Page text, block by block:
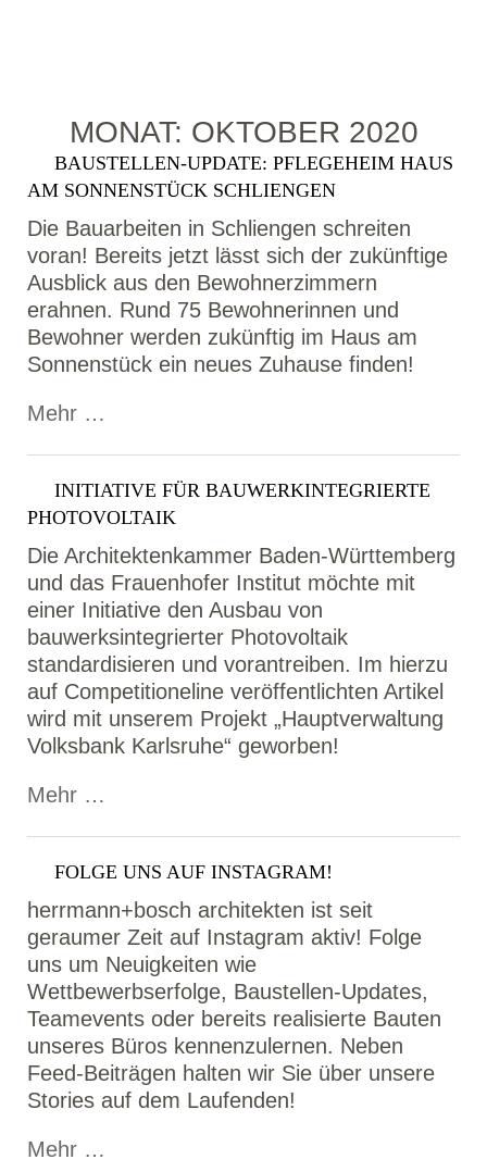
MONAT: OKTOBER 2020
BAUSTELLEN-UPDATE: PFLEGEHEIM HAUS
AM SONNENSTÜCK SCHLIENGEN
Die Bauarbeiten in Schliengen schreiten
voran! Bereits jetzt lässt sich der zukünftige
Ausblick aus den Bewohnerzimmern
erahnen. Rund 75 Bewohnerinnen und
Bewohner werden zukünftig im Haus am
Sonnenstück ein neues Zuhause finden!
Mehr …
INITIATIVE FÜR BAUWERKINTEGRIERTE
PHOTOVOLTAIK
Die Architektenkammer Baden-Württemberg
und das Frauenhofer Institut möchte mit
einer Initiative den Ausbau von
bauwerksintegrierter Photovoltaik
standardisieren und vorantreiben. Im hierzu
auf Competitioneline veröffentlichten Artikel
wird mit unserem Projekt „Hauptverwaltung
Volksbank Karlsruhe“ geworben!
Mehr …
FOLGE UNS AUF INSTAGRAM!
herrmann+bosch architekten ist seit
geraumer Zeit auf Instagram aktiv! Folge
uns um Neuigkeiten wie
Wettbewerbserfolge, Baustellen-Updates,
Teamevents oder bereits realisierte Bauten
unseres Büros kennenzulernen. Neben
Feed-Beiträgen halten wir Sie über unsere
Stories auf dem Laufenden!
Mehr …